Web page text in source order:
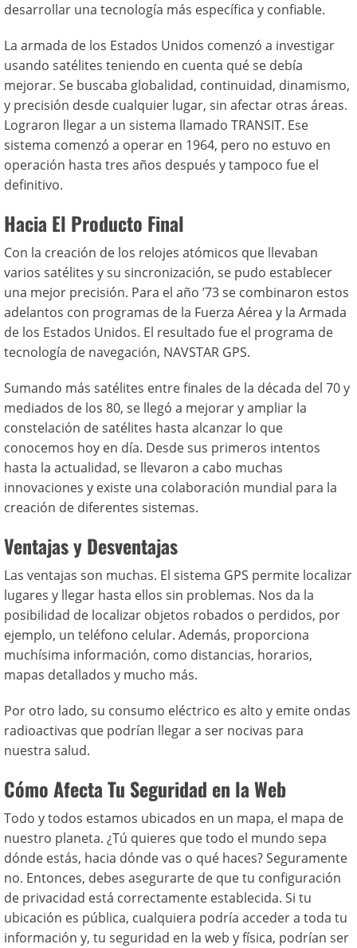
desarrollar una tecnología más específica y confiable.
La armada de los Estados Unidos comenzó a investigar
usando satélites teniendo en cuenta qué se debía
mejorar. Se buscaba globalidad, continuidad, dinamismo,
y precisión desde cualquier lugar, sin afectar otras áreas.
Lograron llegar a un sistema llamado TRANSIT. Ese
sistema comenzó a operar en 1964, pero no estuvo en
operación hasta tres años después y tampoco fue el
definitivo.
Hacia El Producto Final
Con la creación de los relojes atómicos que llevaban
varios satélites y su sincronización, se pudo establecer
una mejor precisión. Para el año ’73 se combinaron estos
adelantos con programas de la Fuerza Aérea y la Armada
de los Estados Unidos. El resultado fue el programa de
tecnología de navegación, NAVSTAR GPS.
Sumando más satélites entre finales de la década del 70 y
mediados de los 80, se llegó a mejorar y ampliar la
constelación de satélites hasta alcanzar lo que
conocemos hoy en día. Desde sus primeros intentos
hasta la actualidad, se llevaron a cabo muchas
innovaciones y existe una colaboración mundial para la
creación de diferentes sistemas.
Ventajas y Desventajas
Las ventajas son muchas. El sistema GPS permite localizar
lugares y llegar hasta ellos sin problemas. Nos da la
posibilidad de localizar objetos robados o perdidos, por
ejemplo, un teléfono celular. Además, proporciona
muchísima información, como distancias, horarios,
mapas detallados y mucho más.
Por otro lado, su consumo eléctrico es alto y emite ondas
radioactivas que podrían llegar a ser nocivas para
nuestra salud.
Cómo Afecta Tu Seguridad en la Web
Todo y todos estamos ubicados en un mapa, el mapa de
nuestro planeta. ¿Tú quieres que todo el mundo sepa
dónde estás, hacia dónde vas o qué haces? Seguramente
no. Entonces, debes asegurarte de que tu configuración
de privacidad está correctamente establecida. Si tu
ubicación es pública, cualquiera podría acceder a toda tu
información y, tu seguridad en la web y física, podrían ser